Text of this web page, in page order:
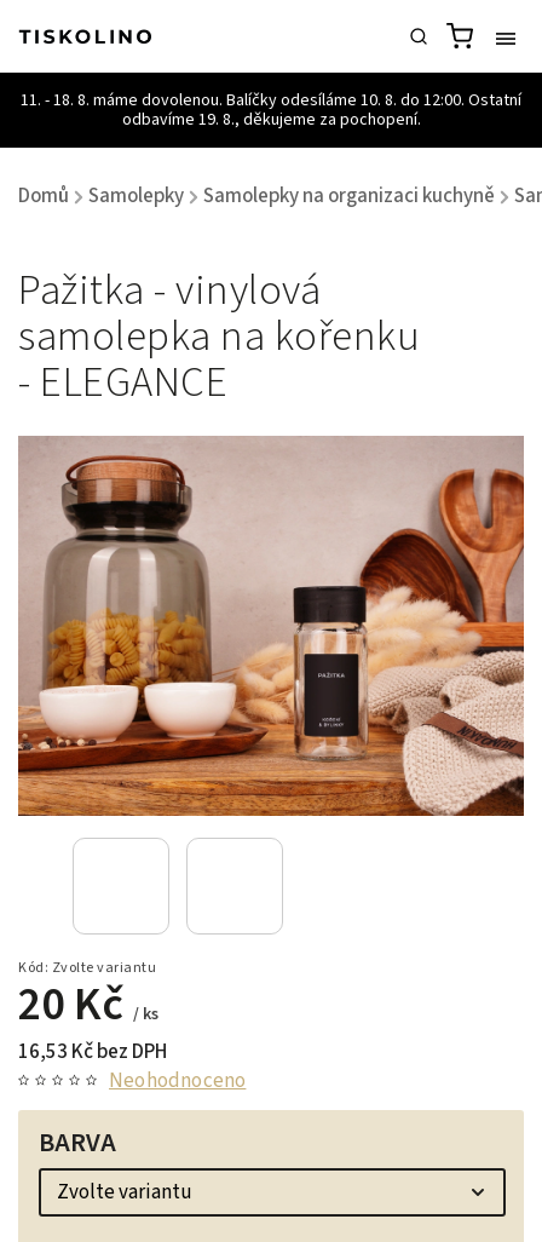
Domů / Samolepky / Samolepky na organizaci kuchyně /
Pažitka - vinylová
samolepka na kořenku
- ELEGANCE
Kód: Zvolte variantu
20 Kč / ks
16,53 Kč bez DPH
Neohodnoceno
BARVA